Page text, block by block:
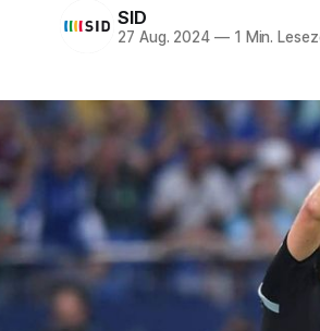
SID
27 Aug. 2024 —1 Min.